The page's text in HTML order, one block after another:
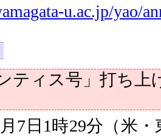
u.ac.jp/yao/
ティス号」打ち
7日1時29分（米